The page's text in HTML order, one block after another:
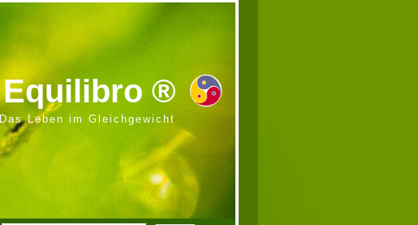
Equilibro ®
Das Leben im Gleichgewicht